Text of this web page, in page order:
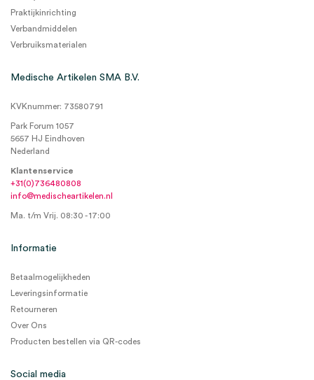
Praktijkinrichting
Verbandmiddelen
Verbruiksmaterialen
Medische Artikelen SMA B.V.
KVKnummer: 73580791
Park Forum 1057
5657 HJ Eindhoven
Nederland
Klantenservice
+31(0)736480808
info@medischeartikelen.nl
Ma. t/m Vrij. 08:30 - 17:00
Informatie
Betaalmogelijkheden
Leveringsinformatie
Retourneren
Over Ons
Producten bestellen via QR-codes
Social media